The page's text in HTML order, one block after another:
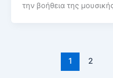
την βοήθεια της
1 2